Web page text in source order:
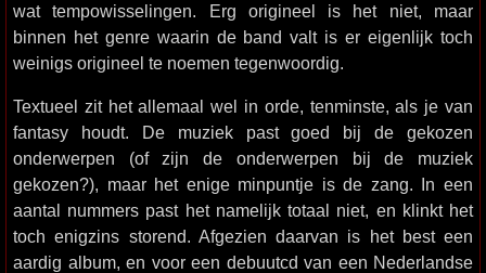
wat tempowisselingen. Erg origineel is het niet, maar
binnen het genre waarin de band valt is er eigenlijk toch
weinigs origineel te noemen tegenwoordig.
Textueel zit het allemaal wel in orde, tenminste, als je van
fantasy houdt. De muziek past goed bij de gekozen
onderwerpen (of zijn de onderwerpen bij de muziek
gekozen?), maar het enige minpuntje is de zang. In een
aantal nummers past het namelijk totaal niet, en klinkt het
toch enigzins storend. Afgezien daarvan is het best een
aardig album, en voor een debuutcd van een Nederlandse